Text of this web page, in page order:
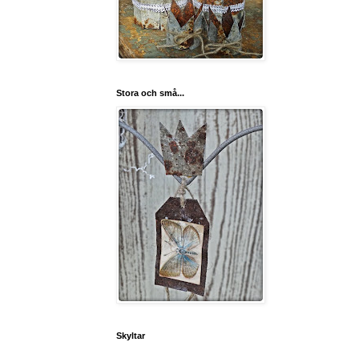
Stora och små...
Skyltar